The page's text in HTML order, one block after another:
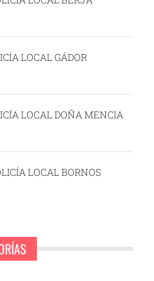
LOCAL GÁDOR
LOCAL DOÑA MENCIA
LOCAL BORNOS